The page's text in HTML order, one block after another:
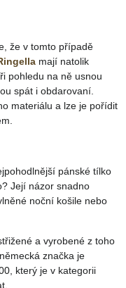
že v tomto případě
mají natolik
pohledu na ně usnou
spát i obdarovaní.
materiálu a lze je pořídit
pánské tílko
Její názor snadno
noční košile nebo
a vyrobené z toho
značka je
který je v kategorii